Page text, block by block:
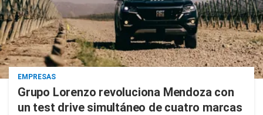
EMPRESAS
Grupo Lorenzo revoluciona Mendoza con
un test drive simultáneo de cuatro marcas